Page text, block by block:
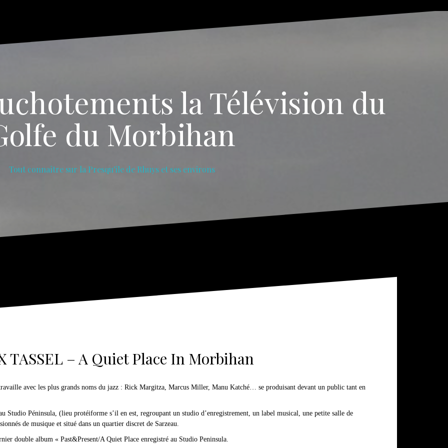
la Télévision du
du Morbihan
Tout connaître sur la Presqu'île de Rhuys et ses environs
TASSEL – A Quiet Place In Morbihan
avec les plus grands noms du jazz : Rick Margitza, Marcus Miller, Manu Katché… se produisant devant un public tant en
Studio Péninsula, (lieu protéiforme s’il en est, regroupant un studio d’enregistrement, un label musical, une petite salle de
de musique et situé dans un quartier discret de Sarzeau.
double album « Past&Present/A Quiet Place enregistré au Studio Peninsula.